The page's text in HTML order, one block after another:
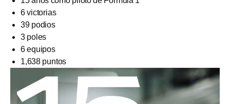
6 victorias
39 podios
3 poles
6 equipos
1,638 puntos